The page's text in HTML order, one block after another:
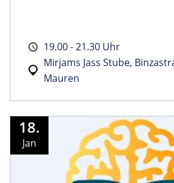
19.00 - 21.30 Uhr
Mirjams Jass Stube,
Mauren
18.
Jan